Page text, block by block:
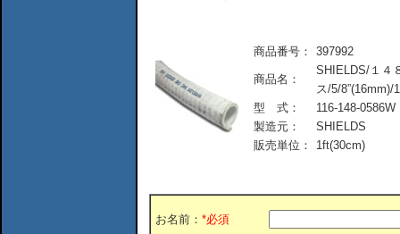
商品番号： 397992
商品名：
SHIELDS/１４
ス/5/8”(16mm)/
型 式：
116-148-0586W
製造元：
SHIELDS
販売単位：
1ft(30cm)
お名前： *必須